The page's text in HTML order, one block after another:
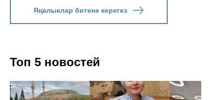
Яңалыклар битенә керегез
Топ 5 новостей